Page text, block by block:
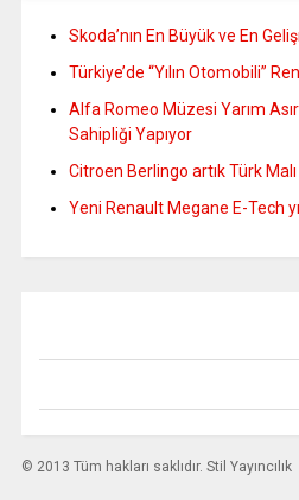
Skoda’nın En Büyük ve En
Türkiye’de “Yılın Otomobili”
Alfa Romeo Müzesi Yarım
Sahipliği Yapıyor
Citroen Berlingo artık Türk Malı
Yeni Renault Megane E-Tech
© 2013 Tüm hakları saklıdır. Stil Yayıncılık